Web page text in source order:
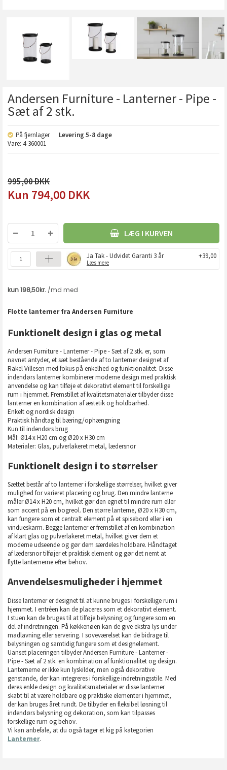
Andersen Furniture - Lanterner - Pipe -
Sæt af 2 stk.
På fjernlager Levering 5-8 dage
Vare: 4-360001
995,00
794,00 DKK
LÆG I KURVEN
Ja Tak - Udvidet Garanti 3 år
Læs mere
+39,00
Flotte lanterner fra Andersen Furniture
Funktionelt design i glas og metal
Andersen Furniture - Lanterner - Pipe - Sæt af 2 stk. er, som
navnet antyder, et sæt bestående af to lanterner designet af
Rakel Villesen med fokus på enkelhed og funktionalitet. Disse
indendørs lanterner kombinerer moderne design med praktisk
anvendelse og kan tilføje et dekorativt element til forskellige
rum i hjemmet. Fremstillet af kvalitetsmaterialer tilbyder disse
lanterner en kombination af æstetik og holdbarhed.
Enkelt og nordisk design
Praktisk håndtag til bæring/ophængning
Kun til indendørs brug
Mål: Ø14 x H20 cm og Ø20 x H30 cm
Materialer: Glas, pulverlakeret metal, lædersnor
Funktionelt design i to størrelser
Sættet består af to lanterner i forskellige størrelser, hvilket giver
mulighed for varieret placering og brug. Den mindre lanterne
måler Ø14 x H20 cm, hvilket gør den egnet til mindre rum eller
som accent på en bogreol. Den større lanterne, Ø20 x H30 cm,
kan fungere som et centralt element på et spisebord eller i en
vindueskarm. Begge lanterner er fremstillet af en kombination
af klart glas og pulverlakeret metal, hvilket giver dem et
moderne udseende og gør dem særdeles holdbare. Håndtaget
af lædersnor tilføjer et praktisk element og gør det nemt at
flytte lanternerne efter behov.
Anvendelsesmuligheder i hjemmet
Disse lanterner er designet til at kunne bruges i forskellige rum i
hjemmet. I entréen kan de placeres som et dekorativt element.
I stuen kan de bruges til at tilføje belysning og fungere som en
del af indretningen. På køkkenøen kan de give ekstra lys under
madlavning eller servering. I soveværelset kan de bidrage til
belysningen og samtidig fungere som et designelement.
Uanset placeringen tilbyder Andersen Furniture - Lanterner -
Pipe - Sæt af 2 stk. en kombination af funktionalitet og design.
Lanternerne er ikke kun lyskilder, men også dekorative
genstande, der kan integreres i forskellige indretningsstile. Med
deres enkle design og kvalitetsmaterialer er disse lanterner
skabt til at være holdbare og praktiske elementer i hjemmet,
der kan bruges året rundt. De tilbyder en fleksibel løsning til
indendørs belysning og dekoration, som kan tilpasses
forskellige rum og behov.
Vi kan anbefale, at du også tager et kig på kategorien
Lanterner.